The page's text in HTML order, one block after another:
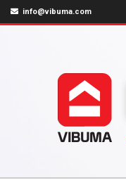
info@vibuma.com